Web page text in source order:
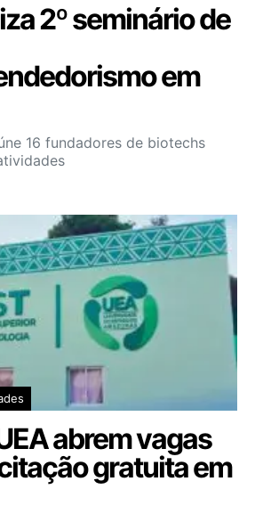
2º seminário de
em
16 fundadores de biotechs
abrem vagas
gratuita em